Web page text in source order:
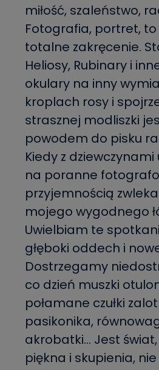
miłość, szaleństwo,
Fotografia, portret,
totalne zakręcenie.
Heliosy, Rubinary i
okulary na inny
kroplach rosy i
strasznej modliszki
powodem do pisku
Kiedy z
na poranne
przyjemnością
mojego wygodnego
Uwielbiam te
głęboki oddech i
Dostrzegamy
co dzień muszki
połamane czułki
pasikonika,
akrobatki… Jest
piękna i skupienia,